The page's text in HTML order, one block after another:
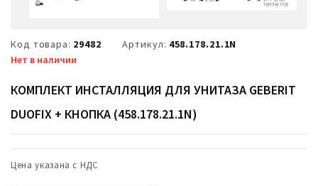
Код товара: 29482 Артикул: 458.178.21.1N
Нет в наличии
КОМПЛЕКТ ИНСТАЛЛЯЦИЯ ДЛЯ УНИТАЗА GEBERIT
DUOFIX + КНОПКА (458.178.21.1N)
Цена указана с НДС